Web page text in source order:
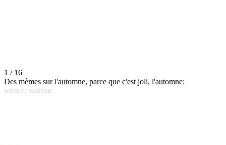
1 / 16
Des mèmes sur l'automne, parce que c'est joli, l'automne:
source: watson